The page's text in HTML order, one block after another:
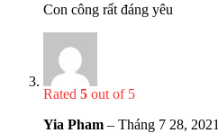
Con công rất đáng yêu
Rated 5 out of 5
Yia Pham – Tháng 7 28, 2021